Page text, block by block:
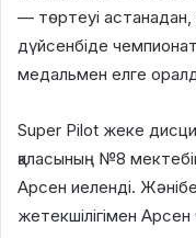
— төртеуі астанадан,
дүйсенбіде
медальмен елге
Super Pilot жеке
қаласының №8
Арсен иеленді.
жетекшілігімен